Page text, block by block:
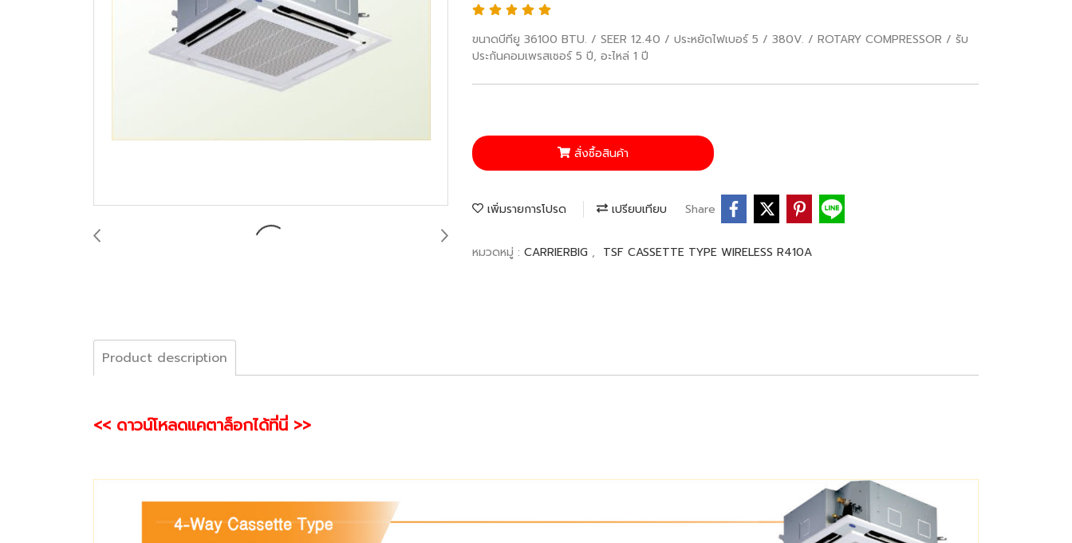
ขนาดบีทียู 36100 BTU. / SEER 12.40 / ประหยัดไฟเบอร์ 5 / 380V. / ROTARY COMPRESSOR / รับ
ประกันคอมเพรสเซอร์ 5 ปี, อะไหล่ 1 ปี
สั่งซื้อสินค้า
เพิ่มรายการโปรด เปรียบเทียบ Share
หมวดหมู่ : CARRIERBIG , TSF CASSETTE TYPE WIRELESS R410A
Product description
<< ดาวน์โหลดแคตาล็อกได้ที่นี่ >>